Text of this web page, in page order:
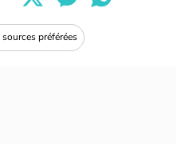
préférées